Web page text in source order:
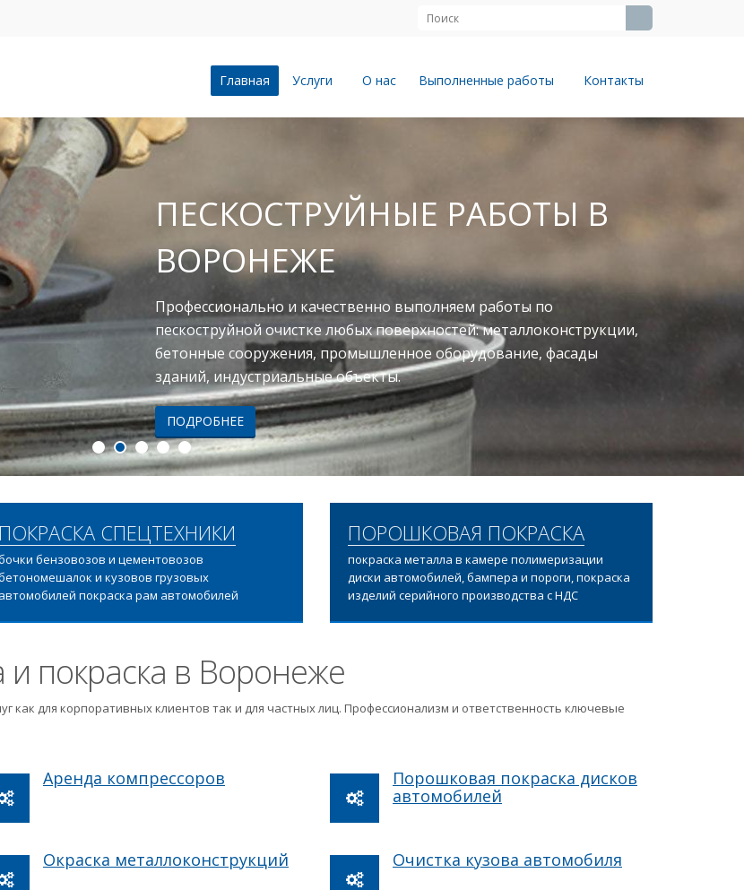
Главная Услуги О нас Выполненные работы Контакты
ПЕСКОСТРУЙНЫЕ РАБОТЫ В
ВОРОНЕЖЕ
Профессионально и качественно выполняем работы по
пескоструйной очистке любых поверхностей: металлоконструкции,
бетонные сооружения, промышленное оборудование, фасады
зданий, индустриальные объекты.
ПОДРОБНЕЕ
ПОКРАСКА СПЕЦТЕХНИКИ
бензовозов и цементовозов
и кузовов грузовых
автомобилей покраска рам автомобилей
ПОРОШКОВАЯ ПОКРАСКА
покраска металла в камере полимеризации
диски автомобилей, бампера и пороги, покраска
изделий серийного производства с НДС
и покраска в Воронеже
как для корпоративных клиентов так и для частных лиц. Профессионализм и ответственность ключевые
Аренда компрессоров
Порошковая покраска дисков
автомобилей
Окраска металлоконструкций Очистка кузова автомобиля